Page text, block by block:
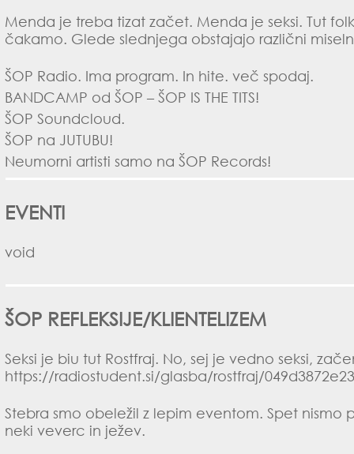
Menda je treba tizat začet. Menda je seksi. Tut
čakamo. Glede slednjega obstajajo različni
ŠOP Radio. Ima program. In hite. več spodaj.
BANDCAMP od ŠOP – ŠOP IS THE TITS!
ŠOPSoundcloud.
ŠOP na JUTUBU!
Neumorni artisti samo naŠOP Records!
EVENTI
void
ŠOP REFLEKSIJE/KLIENTELIZEM
Seksi je biu tut Rostfraj. No, sej je vedno seksi,
https://radiostudent.si/glasba/rostfraj/
Stebra smo obeležil z lepim eventom. Spet nismo
neki veverc in ježev.